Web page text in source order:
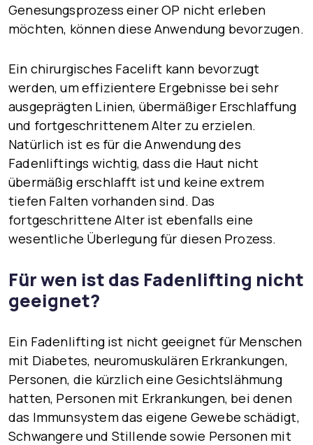
Genesungsprozess einer OP nicht erleben
möchten, können diese Anwendung bevorzugen.
Ein chirurgisches Facelift kann bevorzugt
werden, um effizientere Ergebnisse bei sehr
ausgeprägten Linien, übermäßiger Erschlaffung
und fortgeschrittenem Alter zu erzielen.
Natürlich ist es für die Anwendung des
Fadenliftings wichtig, dass die Haut nicht
übermäßig erschlafft ist und keine extrem
tiefen Falten vorhanden sind. Das
fortgeschrittene Alter ist ebenfalls eine
wesentliche Überlegung für diesen Prozess.
Für wen ist das Fadenlifting nicht
geeignet?
Ein Fadenlifting ist nicht geeignet für Menschen
mit Diabetes, neuromuskulären Erkrankungen,
Personen, die kürzlich eine Gesichtslähmung
hatten, Personen mit Erkrankungen, bei denen
das Immunsystem das eigene Gewebe schädigt,
Schwangere und Stillende sowie Personen mit